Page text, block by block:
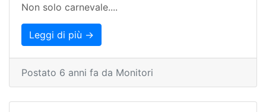
Non solo carnevale....
Leggi di più →
Postato 6 anni fa da Monitori